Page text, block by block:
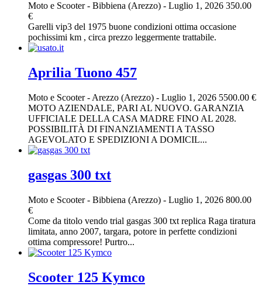
Moto e Scooter- Bibbiena (Arezzo) - Luglio 1, 2026 350.00
€
Garelli vip3 del 1975 buone condizioni ottima occasione
pochissimi km , circa prezzo leggermente trattabile.
Aprilia Tuono 457
Moto e Scooter- Arezzo (Arezzo) - Luglio 1, 2026 5500.00 €
MOTO AZIENDALE, PARI AL NUOVO. GARANZIA
UFFICIALE DELLA CASA MADRE FINO AL 2028.
POSSIBILITÀ DI FINANZIAMENTI A TASSO
AGEVOLATO E SPEDIZIONI A DOMICIL...
gasgas 300 txt
Moto e Scooter- Bibbiena (Arezzo) - Luglio 1, 2026 800.00
€
Come da titolo vendo trial gasgas 300 txt replica Raga tiratura
limitata, anno 2007, targara, potore in perfette condizioni
ottima compressore! Purtro...
Scooter 125 Kymco